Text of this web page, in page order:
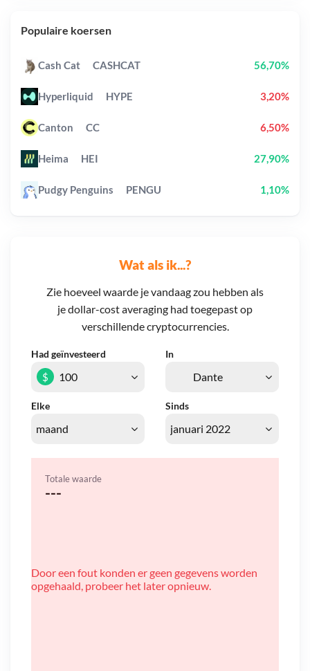
Wat als ik...?
Zie hoeveel waarde je vandaag zou hebben als
je dollar-cost averaging had toegepast op
verschillende cryptocurrencies.
Had geïnvesteerd In
Elke Sinds
$
Totale waarde
---
Door een fout konden er geen gegevens worden
opgehaald, probeer het later opnieuw.
Populaire koersen
Cash Cat CASHCAT 56,70%
Hyperliquid HYPE 3,20%
Canton CC 6,50%
Heima HEI 27,90%
Pudgy Penguins PENGU 1,10%